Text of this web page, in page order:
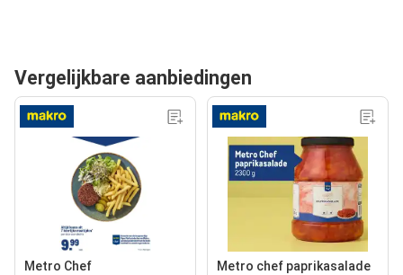
Vergelijkbare aanbiedingen
Metro Chef Metro chef paprikasalade